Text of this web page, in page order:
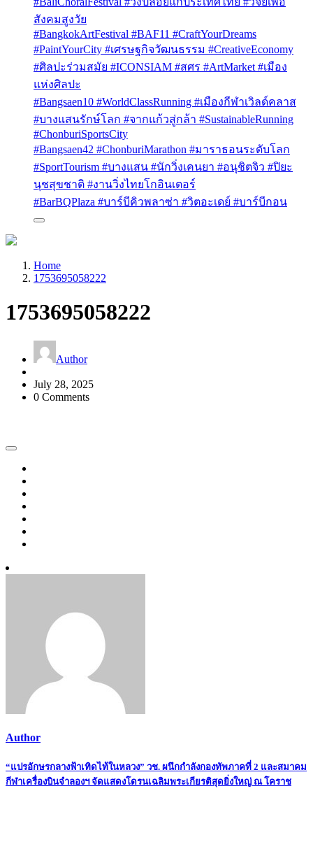
สังคมสูงวัย
#BangkokArtFestival #BAF11 #CraftYourDreams
#PaintYourCity #เศรษฐกิจวัฒนธรรม #CreativeEconomy
#ศิลปะร่วมสมัย #ICONSIAM #สศร #ArtMarket #เมือง
แห่งศิลปะ
#Bangsaen10 #WorldClassRunning #เมืองกีฬาเวิลด์คลาส
#บางแสนรักษ์โลก #จากแก้วสู่กล้า #SustainableRunning
#ChonburiSportsCity
#Bangsaen42 #ChonburiMarathon #มาราธอนระดับโลก
#SportTourism #บางแสน #นักวิ่งเคนยา #อนุชิตจิว #ปิยะ
นุชสุขชาติ #งานวิ่งไทยโกอินเตอร์
#BarBQPlaza #บาร์บีคิวพลาซ่า #วิตอะเดย์ #บาร์บีกอน
Home
1753695058222
1753695058222
Author
July 28, 2025
0 Comments
Author
Post
navigation
“แปรอักษรกลางฟ้าเทิดไท้ในหลวง” วช. ผนึกกำลังกองทัพภาคที่ 2 และสมาคม
กีฬาเครื่องบินจำลองฯ จัดแสดงโดรนเฉลิมพระเกียรติสุดยิ่งใหญ่ ณ โคราช